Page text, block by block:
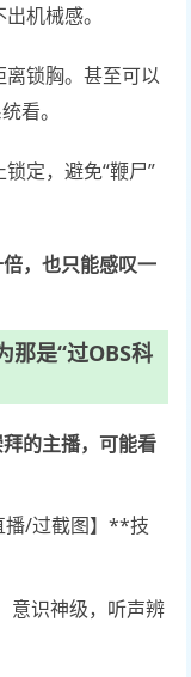
机械感。
锁胸。甚至可以
看。
定，避免“鞭尸”
，也只能感叹一
那是“过OBS科
的主播，可能看
播/过截图】**技
意识神级，听声辨